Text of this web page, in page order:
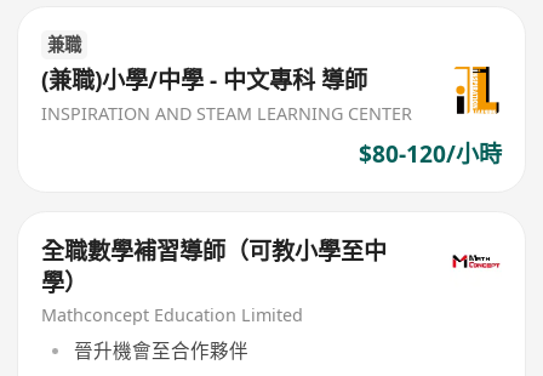
兼職
(兼職)小學/中學 - 中文專科 導師
INSPIRATION AND STEAM LEARNING CENTER
$80-120/小時
全職數學補習導師（可教小學至中
學）
Mathconcept Education Limited
晉升機會至合作夥伴